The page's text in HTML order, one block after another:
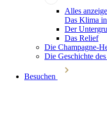
Alles
Das Klima
Der
Das Relief
Die Champagne-
Die Geschichte
Besuchen